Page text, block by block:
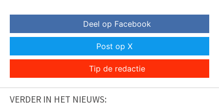
Deel op Facebook
Post op X
Tip de redactie
VERDER IN HET NIEUWS: